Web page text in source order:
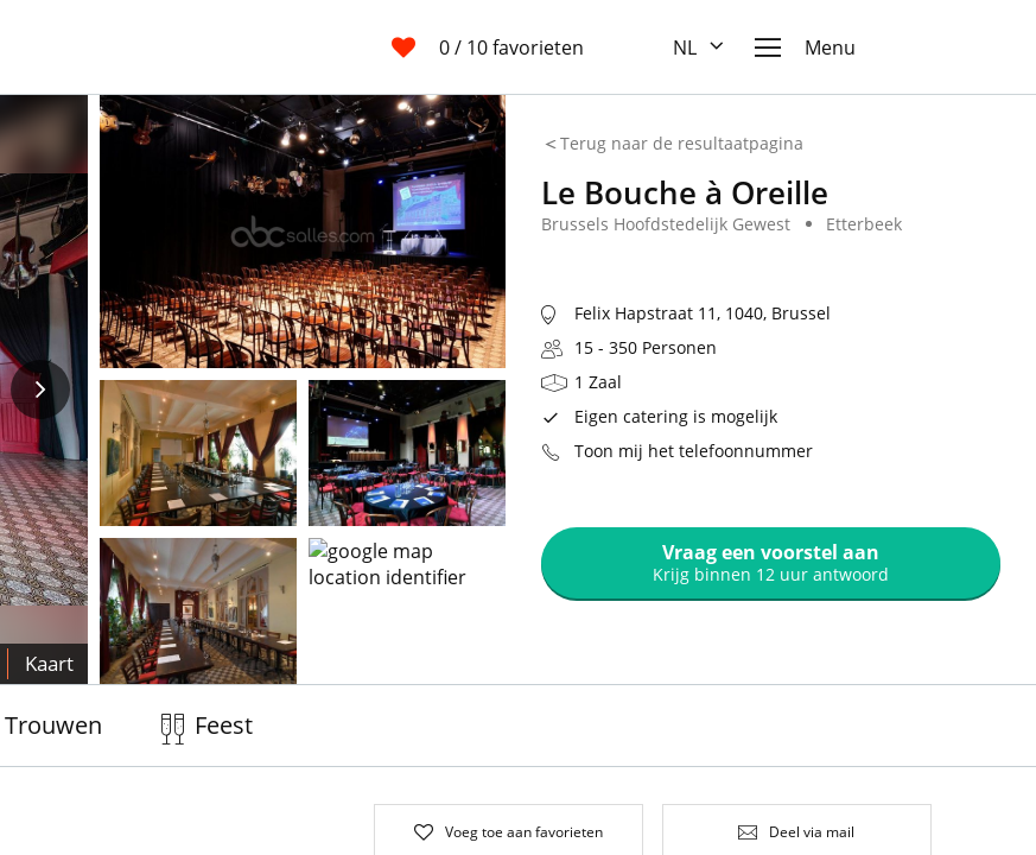
0/ 10 favorieten NL Menu
Kaart
Terug naar de resultaatpagina
Le Bouche à Oreille
Brussels Hoofdstedelijk Gewest Etterbeek
Felix Hapstraat 11, 1040, Brussel
15 - 350 Personen
1 Zaal
Eigen catering is mogelijk
Toon mij het telefoonnummer
Vraag een voorstel aan
Krijg binnen 12 uur antwoord
Trouwen Feest
Voeg toe aan favorieten Deel via mail